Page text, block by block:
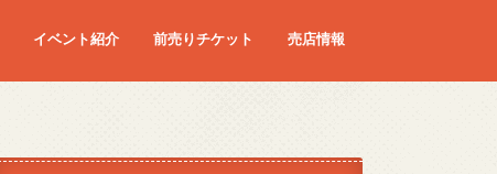
イベント紹介 前売りチケット 売店情報